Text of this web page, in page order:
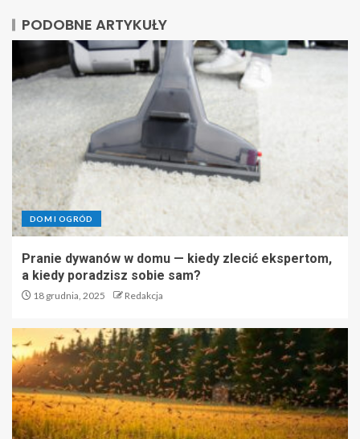
PODOBNE ARTYKUŁY
DOM I OGRÓD
Pranie dywanów w domu — kiedy zlecić ekspertom,
a kiedy poradzisz sobie sam?
18 grudnia, 2025 Redakcja